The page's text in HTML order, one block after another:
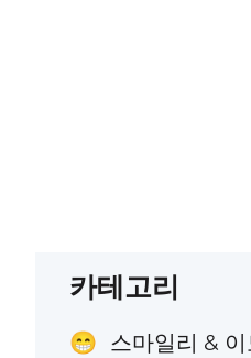
카테고리
😁 스마일리 & 이